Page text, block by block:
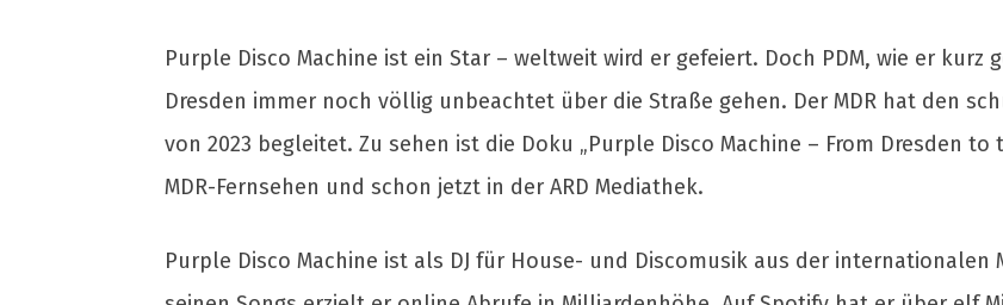
Purple Disco Machine ist ein Star – weltweit wird er gefeiert. Doch PDM, wie er
Dresden immer noch völlig unbeachtet über die Straße gehen. Der MDR hat den
von 2023 begleitet. Zu sehen ist die Doku „Purple Disco Machine – From Dresden to
MDR-Fernsehen und schon jetzt in der ARD Mediathek.
Purple Disco Machine ist als DJ für House- und Discomusik aus der internationalen